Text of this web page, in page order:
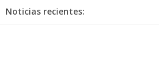
Noticias recientes: